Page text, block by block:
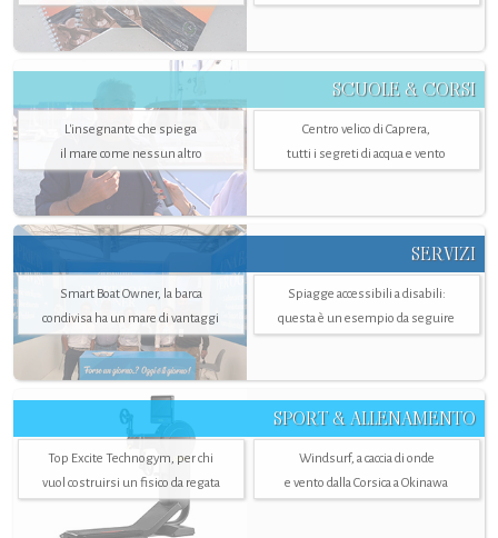
SCUOLE & CORSI
L'insegnante che spiega
il mare come nessun altro
Centro velico di Caprera,
tutti i segreti di acqua e vento
SERVIZI
Smart Boat Owner, la barca
condivisa ha un mare di vantaggi
Spiagge accessibili a disabili:
questa è un esempio da seguire
SPORT & ALLENAMENTO
Top Excite Technogym, per chi
vuol costruirsi un fisico da regata
Windsurf, a caccia di onde
e vento dalla Corsica a Okinawa